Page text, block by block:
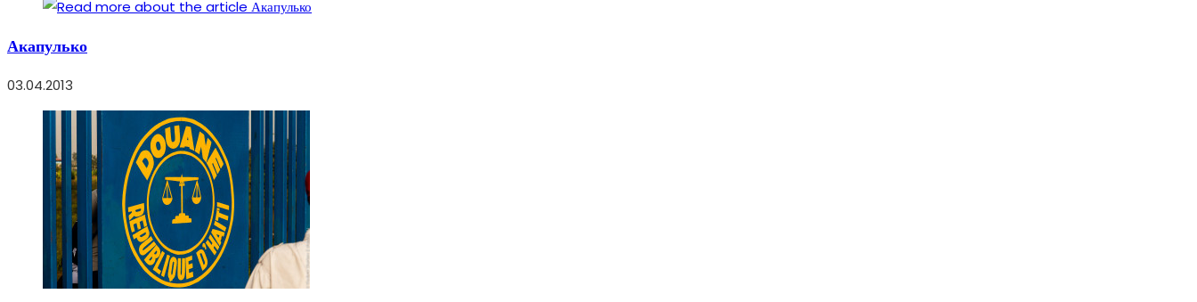
Акапулько
03.04.2013